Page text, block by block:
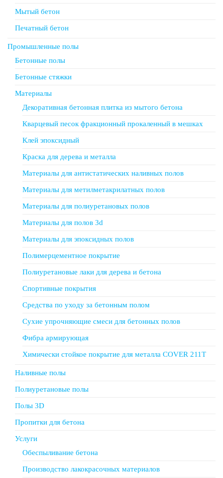
Мытый бетон
Печатный бетон
Промышленные полы
Бетонные полы
Бетонные стяжки
Материалы
Декоративная бетонная плитка из мытого бетона
Кварцевый песок фракционный прокаленный в мешках
Клей эпоксидный
Краска для дерева и металла
Материалы для антистатических наливных полов
Материалы для метилметакрилатных полов
Материалы для полиуретановых полов
Материалы для полов 3d
Материалы для эпоксидных полов
Полимерцементное покрытие
Полиуретановые лаки для дерева и бетона
Спортивные покрытия
Средства по уходу за бетонным полом
Сухие упрочняющие смеси для бетонных полов
Фибра армирующая
Химически стойкое покрытие для металла COVER 211T
Наливные полы
Полиуретановые полы
Полы 3D
Пропитки для бетона
Услуги
Обеспыливание бетона
Производство лакокрасочных материалов